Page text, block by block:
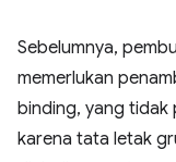
Sebelumnya,
memerlukan
binding, yang tidak
karena tata letak